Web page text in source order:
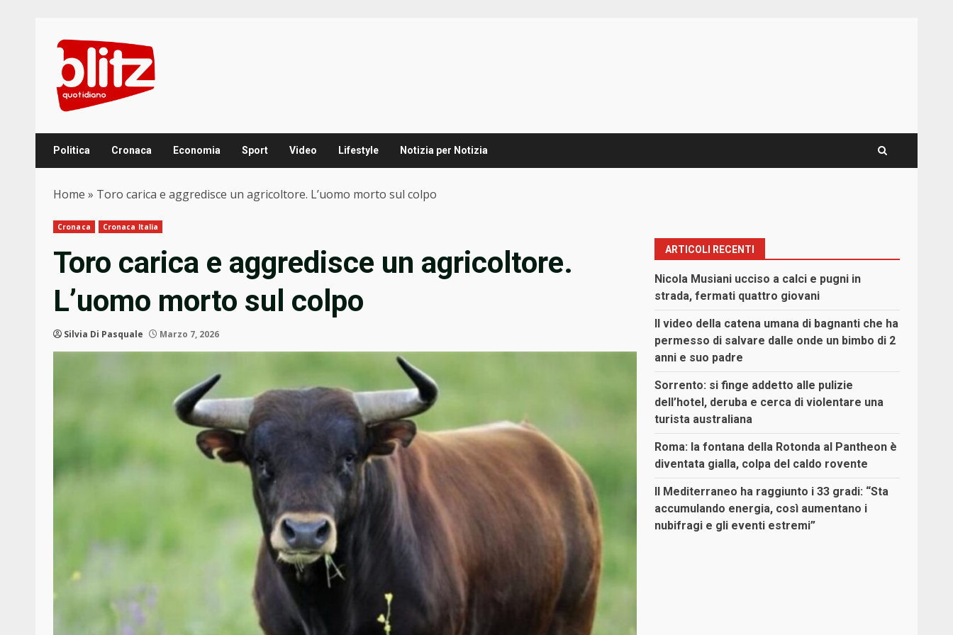
content
Politica Cronaca Economia Sport Video Lifestyle Notizia per Notizia
Home » Toro carica e aggredisce un agricoltore. L’uomo morto sul colpo
Cronaca Cronaca Italia
Toro carica e aggredisce un agricoltore.
L’uomo morto sul colpo
Silvia Di Pasquale Marzo 7, 2026
ARTICOLI RECENTI
Nicola Musiani ucciso a calci e pugni in
strada, fermati quattro giovani
Il video della catena umana di bagnanti che ha
permesso di salvare dalle onde un bimbo di 2
anni e suo padre
Sorrento: si finge addetto alle pulizie
dell’hotel, deruba e cerca di violentare una
turista australiana
Roma: la fontana della Rotonda al Pantheon è
diventata gialla, colpa del caldo rovente
Il Mediterraneo ha raggiunto i 33 gradi: “Sta
accumulando energia, così aumentano i
nubifragi e gli eventi estremi”